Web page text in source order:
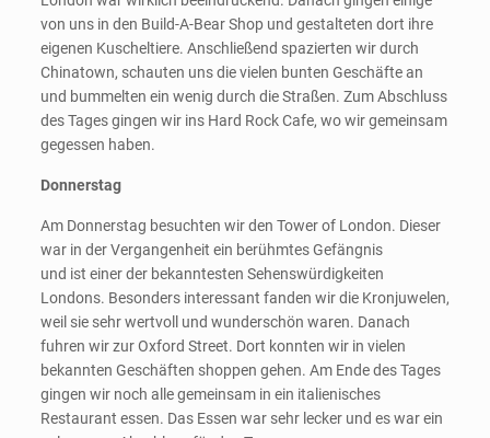
von uns in den Build-A-Bear Shop und gestalteten dort ihre
eigenen Kuscheltiere. Anschließend spazierten wir durch
Chinatown, schauten uns die vielen bunten Geschäfte an
und bummelten ein wenig durch die Straßen. Zum Abschluss
des Tages gingen wir ins Hard Rock Cafe, wo wir gemeinsam
gegessen haben.
Donnerstag
Am Donnerstag besuchten wir den Tower of London. Dieser
war in der Vergangenheit ein berühmtes Gefängnis
und ist einer der bekanntesten Sehenswürdigkeiten
Londons. Besonders interessant fanden wir die Kronjuwelen,
weil sie sehr wertvoll und wunderschön waren. Danach
fuhren wir zur Oxford Street. Dort konnten wir in vielen
bekannten Geschäften shoppen gehen. Am Ende des Tages
gingen wir noch alle gemeinsam in ein italienisches
Restaurant essen. Das Essen war sehr lecker und es war ein